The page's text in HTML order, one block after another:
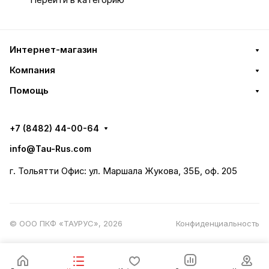
Интернет-магазин
Компания
Помощь
+7 (8482) 44-00-64
info@Tau-Rus.com
г. Тольятти Офис: ул. Маршала Жукова, 35Б, оф. 205
© ООО ПКФ «ТАУРУС», 2026 Конфиденциальность